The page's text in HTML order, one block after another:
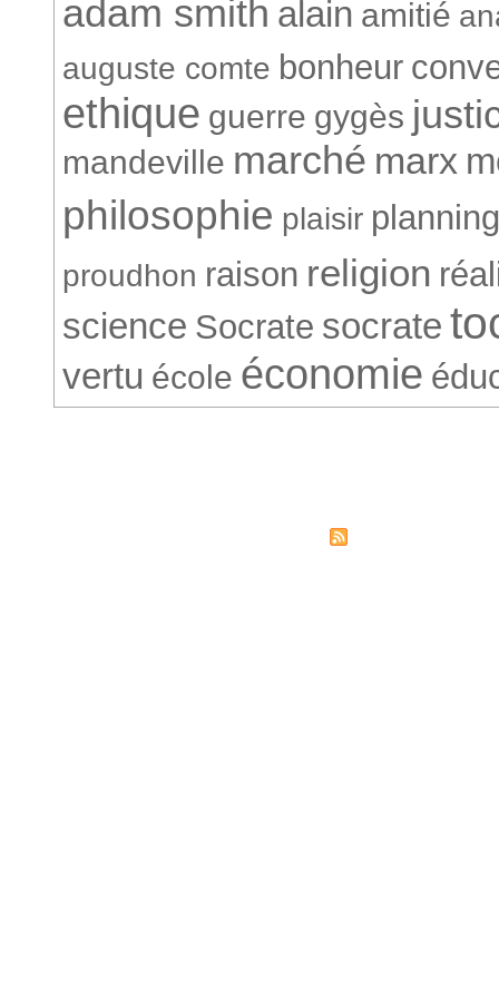
adam smith alain amitié
auguste comte bonheur
ethique guerre gygès
mandeville marché marx
philosophie plaisir planning
proudhon raison religion
science Socrate socrate
vertu école économie